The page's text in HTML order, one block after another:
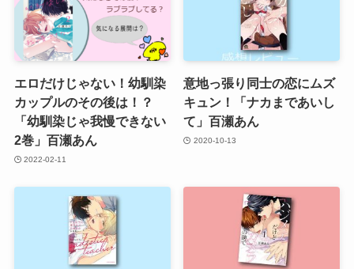
エロだけじゃない！幼馴染
カップルのその後は！？
「幼馴染じゃ我慢できない
2巻」百瀬あん
2022-02-11
意地っ張り同士の恋にムズ
キュン！「ナカまであいし
て」百瀬あん
2020-10-13